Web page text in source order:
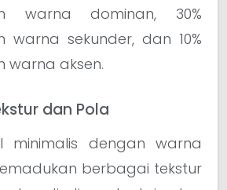
warna dominan, 30%
warna sekunder, dan 10%
warna aksen.
dan Pola
minimalis dengan warna
berbagai tekstur